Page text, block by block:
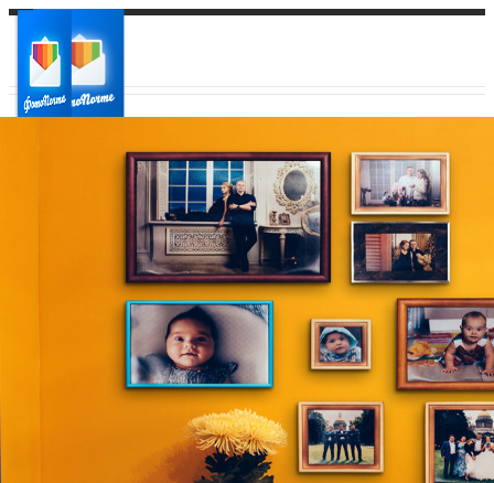
Ваш регион доставки
Выберите из списка: